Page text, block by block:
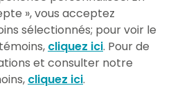
», vous acceptez
sélectionnés; pour voir le
cliquez ici. Pour de
et consulter notre
cliquez ici.